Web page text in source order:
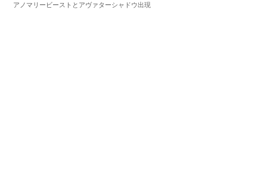
アノマリービーストとアヴァターシャドウ出現